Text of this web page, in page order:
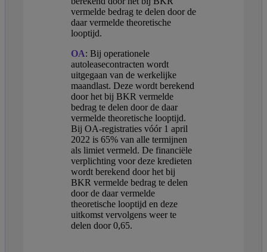
vermelde bedrag te delen door de
daar vermelde theoretische
looptijd.
OA: Bij operationele
autoleasecontracten wordt
uitgegaan van de werkelijke
maandlast. Deze wordt berekend
door het bij BKR vermelde
bedrag te delen door de daar
vermelde theoretische looptijd.
Bij OA-registraties vóór 1 april
2022 is 65% van alle termijnen
als limiet vermeld. De financiële
verplichting voor deze kredieten
wordt berekend door het bij
BKR vermelde bedrag te delen
door de daar vermelde
theoretische looptijd en deze
uitkomst vervolgens weer te
delen door 0,65.